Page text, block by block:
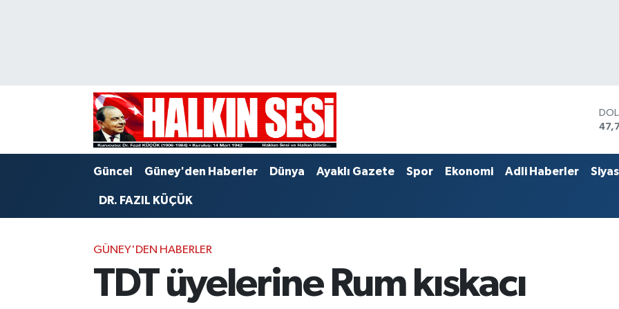
Güncel Güney'den Haberler Dünya Ayaklı Gazete Spor Ekonomi Adli Haberler
DR. FAZIL KÜÇÜK
GÜNEY'DEN HABERLER
TDT üyelerine Rum kıskacı
Trafik Durumu
Puan Durumu ve Fikstür